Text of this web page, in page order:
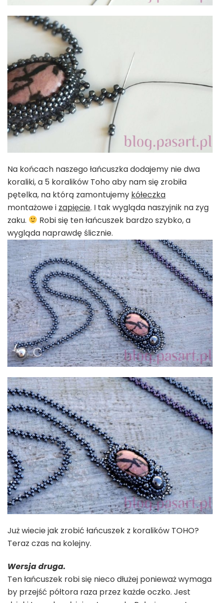
Na końcach naszego łańcuszka dodajemy nie dwa
koraliki, a 5 koralików Toho aby nam się zrobiła
pętelka, na którą zamontujemy kółeczka
montażowe i zapięcie. I tak wygląda naszyjnik na zyg
zaku.
Robi się ten łańcuszek bardzo szybko, a
wygląda naprawdę ślicznie.
Już wiecie jak zrobić łańcuszek z koralików TOHO?
Teraz czas na kolejny.
Wersja druga.
Ten łańcuszek robi się nieco dłużej ponieważ wymaga
by przejść półtora raza przez każde oczko. Jest